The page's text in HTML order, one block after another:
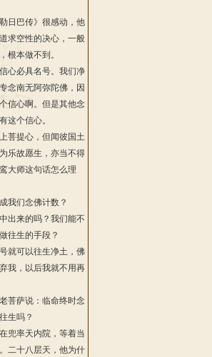
日巴传》很感动，他
求空性的决心，一般
根本做不到。
心必具名号。我们净
念南无阿弥陀佛，因
信心啊。但是其他念
这个信心。
菩提心，但闻彼国土
乐故愿生，亦当不得
大师这句话怎么理
我们念佛计数？
出来的吗？我们能不
往生的手段？
就可以往生净土，佛
我，以后我就不用再
菩萨说：临命终时念
生吗？
兜率天内院，等着当
二十八层天，他为什